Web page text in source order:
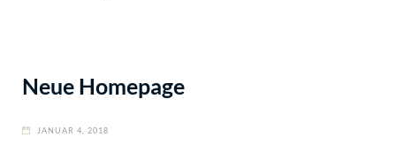
Neue Homepage
JANUAR 4, 2018